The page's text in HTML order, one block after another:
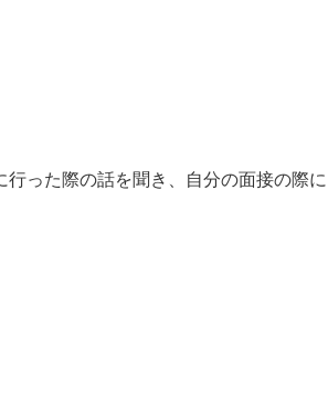
った際の話を聞き、自分の面接の際に